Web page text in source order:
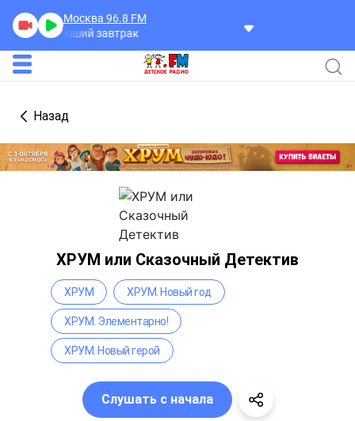
Москва 96.8 FM
Хороший завтрак
Назад
ХРУМ или Сказочный Детектив
ХРУМ ХРУМ. Новый год
ХРУМ. Элементарно!
ХРУМ. Новый герой
Слушать с начала